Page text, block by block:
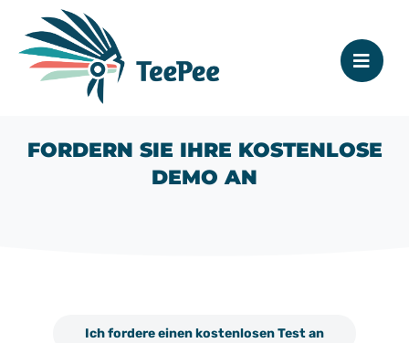
FORDERN SIE IHRE KOSTENLOSE
DEMO AN
Ich fordere einen kostenlosen Test an